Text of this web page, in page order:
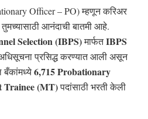
Officer – PO) म्हणून करिअर
आनंदाची बातमी आहे.
Selection (IBPS)मार्फतIBPS
प्रसिद्ध करण्यात आली असून
बँकांमध्ये6,715 Probationary
Trainee (MT)पदांसाठी भरती केली